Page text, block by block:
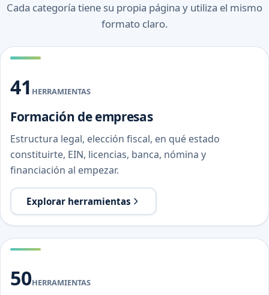
Cada categoría tiene su propia página y utiliza el mismo
formato claro.
41 HERRAMIENTAS
Formación de empresas
Estructura legal, elección fiscal, en qué estado
constituirte, EIN, licencias, banca, nómina y
financiación al empezar.
Explorar herramientas
50HERRAMIENTAS